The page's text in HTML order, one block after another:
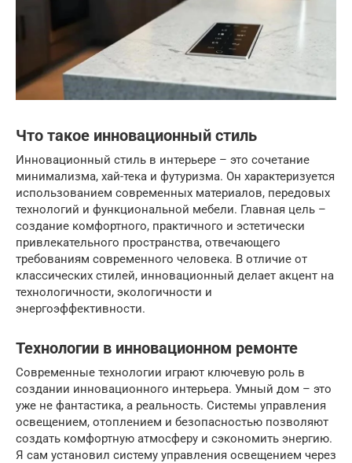
Что такое инновационный стиль
Инновационный стиль в интерьере – это сочетание
минимализма, хай-тека и футуризма. Он характеризуется
использованием современных материалов, передовых
технологий и функциональной мебели. Главная цель –
создание комфортного, практичного и эстетически
привлекательного пространства, отвечающего
требованиям современного человека. В отличие от
классических стилей, инновационный делает акцент на
технологичности, экологичности и
энергоэффективности.
Технологии в инновационном ремонте
Современные технологии играют ключевую роль в
создании инновационного интерьера. Умный дом – это
уже не фантастика, а реальность. Системы управления
освещением, отоплением и безопасностью позволяют
создать комфортную атмосферу и сэкономить энергию.
Я сам установил систему управления освещением через